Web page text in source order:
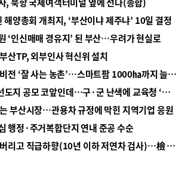
양총회 개최지, ‘부산이냐 제주냐’ 10일 결정
‘인신매매 경유지’ 된 부산…우려가 현실로
산TP, 외부인사 혁신위 설치
■ 경남 농정 비전 ‘잘 사는 농촌’…스마트팜 1000㏊까지 늘린다
■ 교육혁신선도지 공모 코앞인데…구·군 난색에 교육청 ‘쩔쩔’
부산시장…관용차 규정에 막힌 지역기업 응원
행정·주거복합단지 연내 준공 수순
■ 검사 신분 버리고 직급하향(10년 이하 저연차 검사)…檢 중수청행 기피